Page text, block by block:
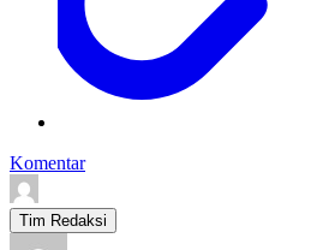
Komentar
Tim Redaksi